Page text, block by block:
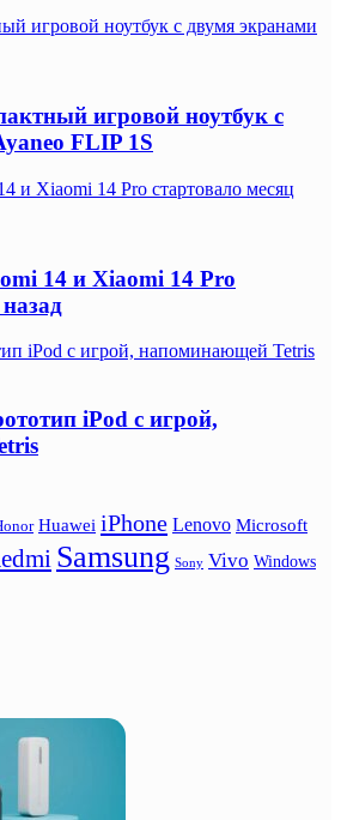
игровой ноутбук с двумя экранами
игровой ноутбук с
FLIP 1S
и Xiaomi 14 Pro стартовало месяц
14 и Xiaomi 14 Pro
iPod с игрой, напоминающей Tetris
iPod с игрой,
Huawei iPhone Lenovo Microsoft
Samsung Sony Vivo Windows